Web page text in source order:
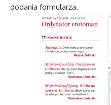
dodania formularza.